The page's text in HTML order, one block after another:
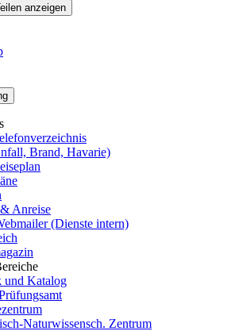
anzeigen
Brand, Havarie)
Anreise
(Dienste intern)
und Katalog
Naturwissensch. Zentrum